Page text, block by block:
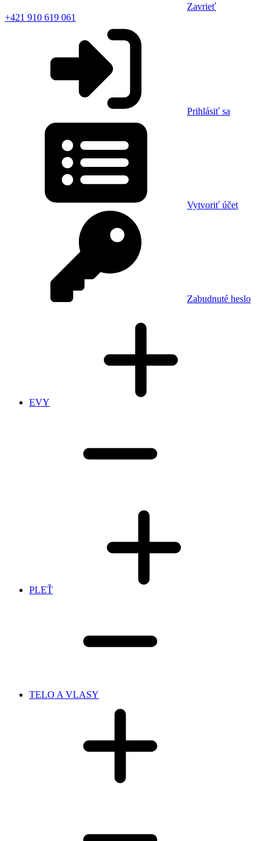
Zavrieť
+421 910 619 061
Prihlásiť sa
Vytvoriť účet
Zabudnuté heslo
EVY
PLEŤ
TELO A VLASY